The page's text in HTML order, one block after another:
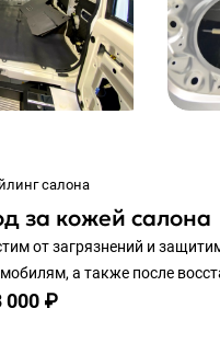
салона
за кожей салона
от загрязнений и
а также после
000 ₽